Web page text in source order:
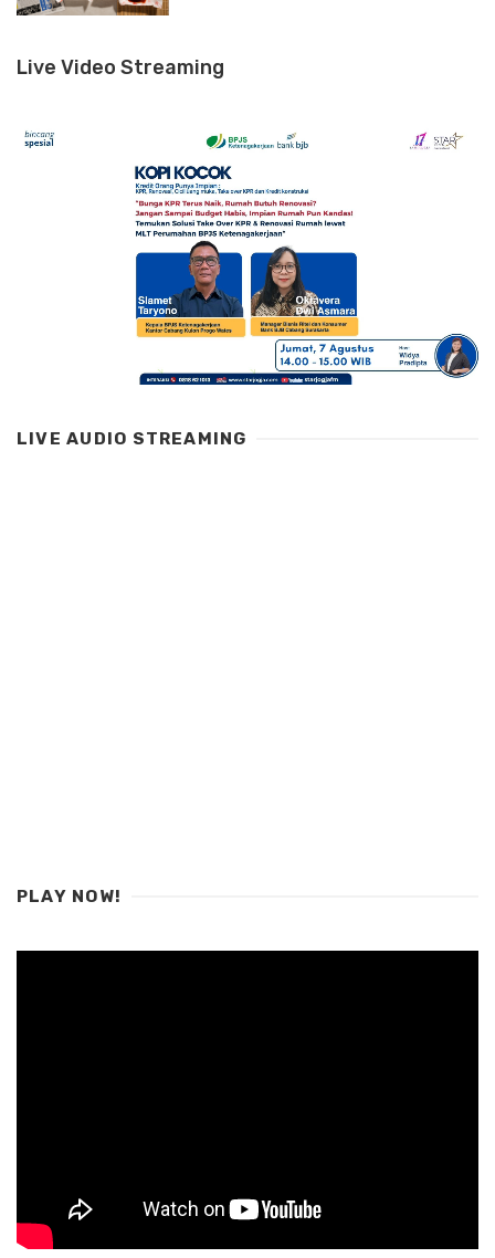
Live Video Streaming
LIVE AUDIO STREAMING
PLAY NOW!